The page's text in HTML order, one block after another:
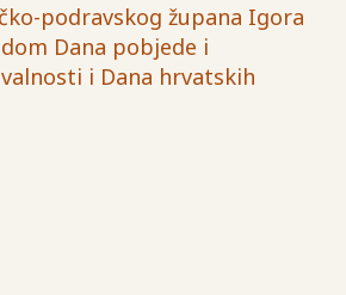
podravskog župana Igora
Dana pobjede i
i Dana hrvatskih